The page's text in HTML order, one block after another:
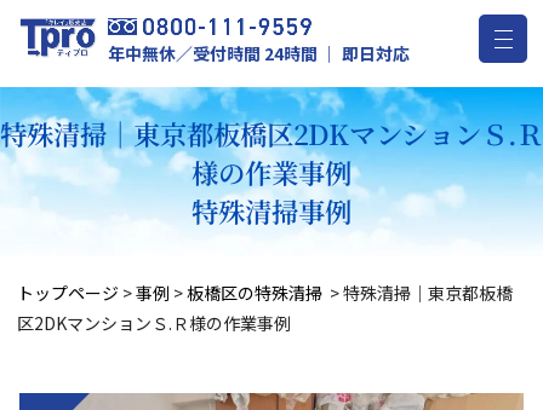
年中無休／受付時間 24時間 ｜ 即日対応
特殊清掃｜東京都板橋区2DKマンションＳ.Ｒ
様の作業事例
特殊清掃事例
トップページ >事例 >板橋区の特殊清掃 >特殊清掃｜東京都板橋
区2DKマンションＳ.Ｒ様の作業事例